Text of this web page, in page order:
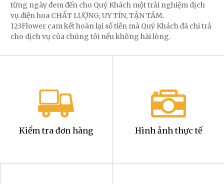
từng ngày đem đến cho Quý Khách một trải nghiệm dịch
vụ điện hoa CHẤT LƯỢNG, UY TÍN, TẬN TÂM.
123Flower cam kết hoàn lại số tiền mà Quý Khách đã chi trả
cho dịch vụ của chúng tôi nếu không hài lòng.
Kiểm tra đơn hàng Hình ảnh thực tế